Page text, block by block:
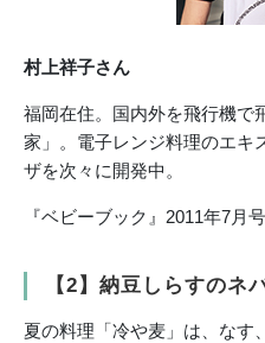
村上祥子さん
福岡在住。国内外を飛行機で
家」。電子レンジ料理のエキ
ザを次々に開発中。
『ベビーブック』2011年7月号
【2】納豆しらすのネ
夏の料理「冷や麦」は、なす